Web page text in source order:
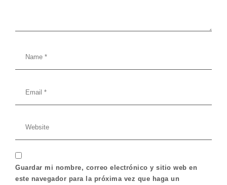
Guardar mi nombre, correo electrónico y sitio web en
este navegador para la próxima vez que haga un